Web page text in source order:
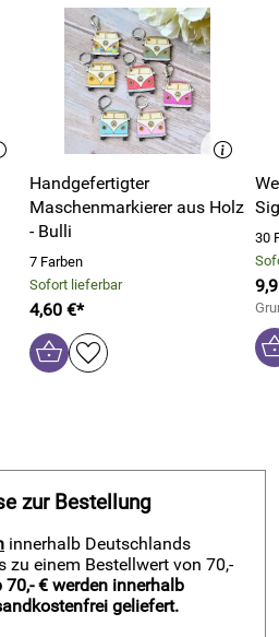
Handgefertigter
Maschenmarkierer aus Holz
- Bulli
7 Farben
Sofort lieferbar
4,60 €*
30
zur Bestellung
innerhalb Deutschlands
zu einem Bestellwert von 70,-
70,- € werden innerhalb
geliefert.